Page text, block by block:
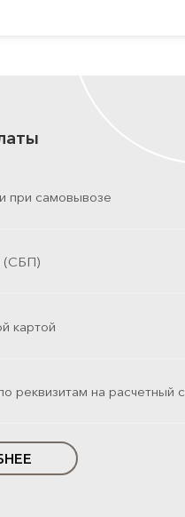
при самовывозе
(СБП)
картой
реквизитам на расчетный